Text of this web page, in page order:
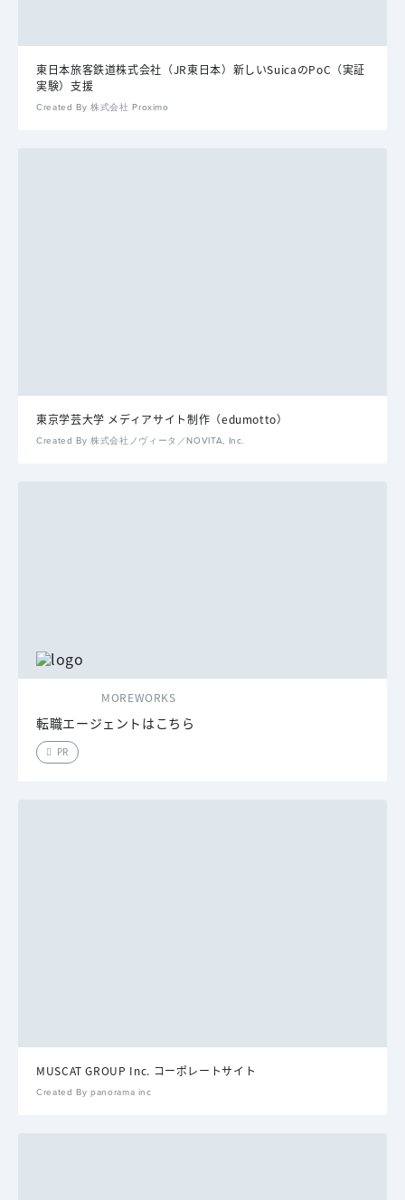
東日本旅客鉄道株式会社（JR東日本）新しいSuicaのPoC（実証
実験）支援
Created By 株式会社 Proximo
東京学芸大学 メディアサイト制作（edumotto）
Created By 株式会社ノヴィータ／NOVITA, Inc.
MOREWORKS
転職エージェントはこちら
PR
MUSCAT GROUP Inc. コーポレートサイト
Created By panorama inc